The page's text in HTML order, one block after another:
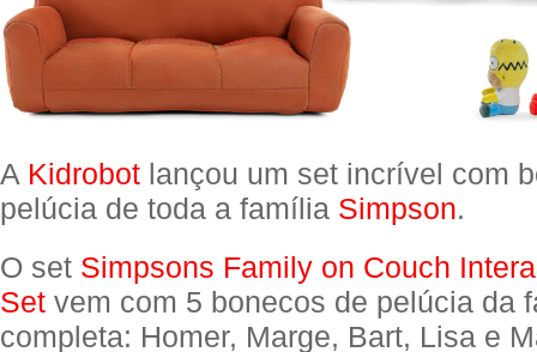
A Kidrobot lançou um set incrível com
pelúcia de toda a família Simpson.
O set Simpsons Family on Couch
Set vem com 5 bonecos de pelúcia da
completa: Homer, Marge, Bart, Lisa e